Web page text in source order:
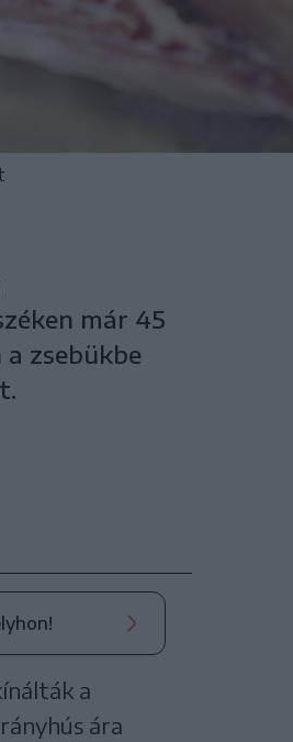
már 45
zsebükbe
a
ára